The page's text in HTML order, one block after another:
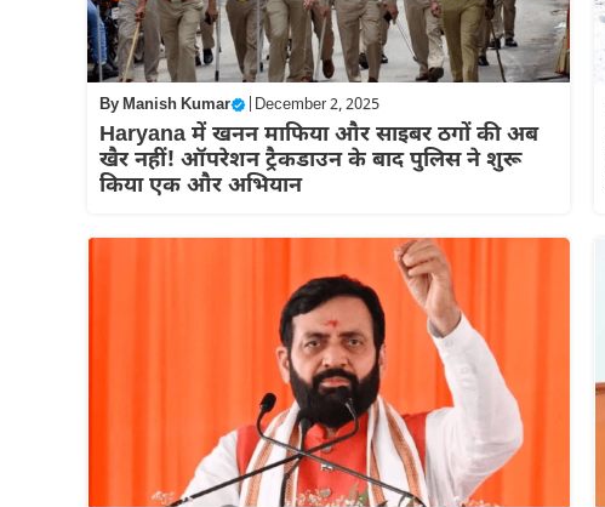
ByManish Kumar December 2, 2025
Haryana में खनन माफिया और साइबर ठगों की अब
खैर नहीं! ऑपरेशन ट्रैकडाउन के बाद पुलिस ने शुरू
किया एक और अभियान